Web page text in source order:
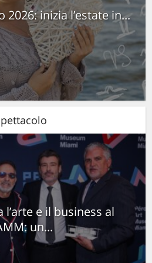
inizia l’estate in...
e il business al
un...